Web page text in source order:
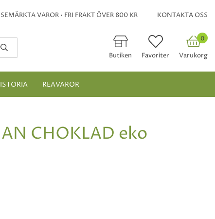
VAROR • FRI FRAKT ÖVER 800 KR KONTAKTA OSS
Butiken Favoriter
0
Varukorg
REAVAROR
CHOKLAD eko